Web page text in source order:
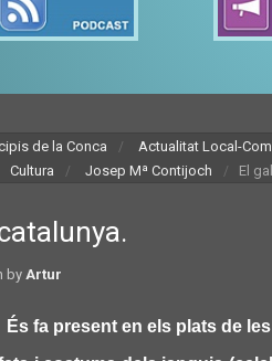
de la Conca Actualitat Local-
Cultura Josep Mª Contijoch El
by Artur
És fa present en els plats de